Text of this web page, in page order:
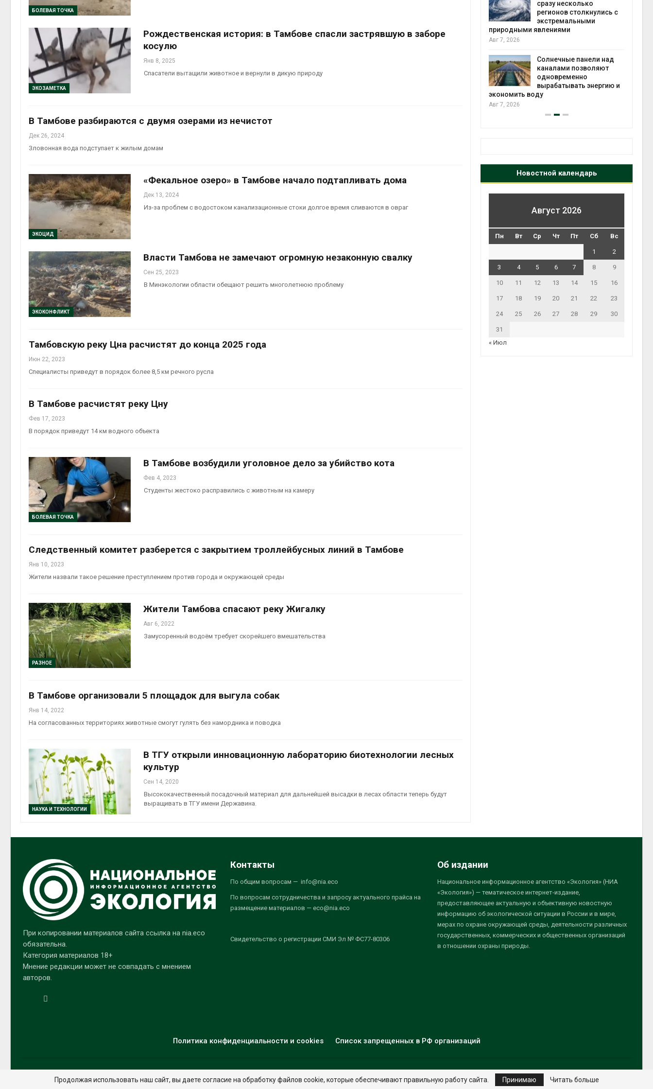
БОЛЕВАЯ ТОЧКА
ЭКОЗАМЕТКА
Рождественская история: в Тамбове спасли застрявшую в заборе
косулю
Янв 8, 2025
Спасатели вытащили животное и вернули в дикую природу
В Тамбове разбираются с двумя озерами из нечистот
Дек 26, 2024
Зловонная вода подступает к жилым домам
ЭКОЦИД
«Фекальное озеро» в Тамбове начало подтапливать дома
Дек 13, 2024
Из-за проблем с водостоком канализационные стоки долгое время сливаются в овраг
ЭКОКОНФЛИКТ
Власти Тамбова не замечают огромную незаконную свалку
Сен 25, 2023
В Минэкологии области обещают решить многолетнюю проблему
Тамбовскую реку Цна расчистят до конца 2025 года
Июн 22, 2023
Специалисты приведут в порядок более 8,5 км речного русла
В Тамбове расчистят реку Цну
Фев 17, 2023
В порядок приведут 14 км водного объекта
БОЛЕВАЯ ТОЧКА
В Тамбове возбудили уголовное дело за убийство кота
Фев 4, 2023
Студенты жестоко расправились с животным на камеру
Следственный комитет разберется с закрытием троллейбусных линий в Тамбове
Янв 10, 2023
Жители назвали такое решение преступлением против города и окружающей среды
РАЗНОЕ
Жители Тамбова спасают реку Жигалку
Авг 6, 2022
Замусоренный водоём требует скорейшего вмешательства
В Тамбове организовали 5 площадок для выгула собак
Янв 14, 2022
На согласованных территориях животные смогут гулять без намордника и поводка
НАУКА И ТЕХНОЛОГИИ
В ТГУ открыли инновационную лабораторию биотехнологии лесных
культур
Сен 14, 2020
Высококачественный посадочный материал для дальнейшей высадки в лесах области теперь будут
выращивать в ТГУ имени Державина.
Учёные предложили
Ozon запустит сбор
сразу несколько
регионов столкнулись с
экстремальными
природными явлениями
Авг 7, 2026
Солнечные панели над
каналами позволяют
одновременно
вырабатывать энергию и
экономить воду
Авг 7, 2026
Новостной календарь
Август 2026
Пн Вт Ср Чт Пт Сб Вс
1 2
3 4 5 6 7 8 9
10 11 12 13 14 15 16
17 18 19 20 21 22 23
24 25 26 27 28 29 30
31
« Июл
При копировании материалов сайта ссылка на nia.eco
обязательна.
Категория материалов 18+
Мнение редакции может не совпадать с мнением
авторов.
Контакты
По общим вопросам — info@nia.eco
По вопросам сотрудничества и запросу актуального прайса на
размещение материалов — eco@nia.eco
Свидетельство о регистрации СМИ Эл № ФС77-80306
Об издании
Национальное информационное агентство «Экология» (НИА
«Экология») — тематическое интернет-издание,
предоставляющее актуальную и объективную новостную
информацию об экологической ситуации в России и в мире,
мерах по охране окружающей среды, деятельности различных
государственных, коммерческих и общественных организаций
в отношении охраны природы.
Политика конфиденциальности и cookies Список запрещенных в РФ организаций
Продолжая использовать наш сайт, вы даете согласие на обработку файлов cookie, которые обеспечивают правильную работу сайта. Принимаю Читать больше